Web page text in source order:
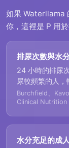
如果 Waterllama
你，這裡是 P 用
排尿次數與水
24 小時的排尿
尿較頻繁的人，
Burchfield、
Clinical Nutrition
水分充足的成